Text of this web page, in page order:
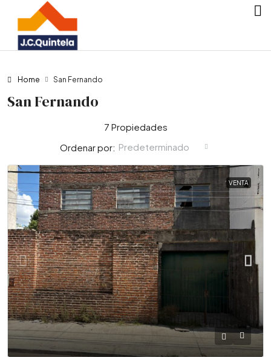
Home San Fernando
San Fernando
7 Propiedades
Ordenar por: Predeterminado
VENTA